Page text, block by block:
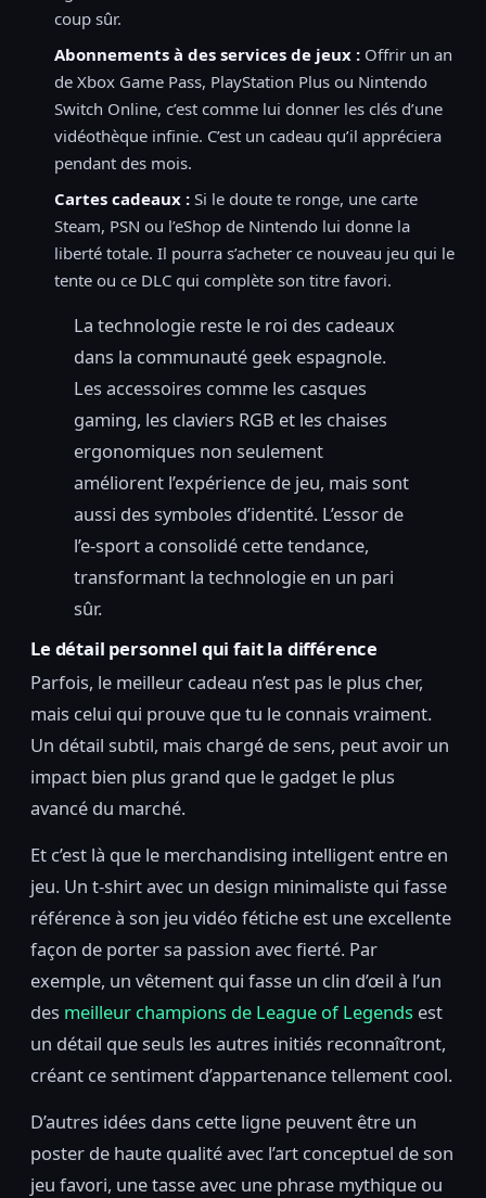
coup sûr.
Abonnements à des services de jeux : Offrir un an
de Xbox Game Pass, PlayStation Plus ou Nintendo
Switch Online, c’est comme lui donner les clés d’une
vidéothèque infinie. C’est un cadeau qu’il appréciera
pendant des mois.
Cartes cadeaux : Si le doute te ronge, une carte
Steam, PSN ou l’eShop de Nintendo lui donne la
liberté totale. Il pourra s’acheter ce nouveau jeu qui le
tente ou ce DLC qui complète son titre favori.
La technologie reste le roi des cadeaux
dans la communauté geek espagnole.
Les accessoires comme les casques
gaming, les claviers RGB et les chaises
ergonomiques non seulement
améliorent l’expérience de jeu, mais sont
aussi des symboles d’identité. L’essor de
l’e-sport a consolidé cette tendance,
transformant la technologie en un pari
sûr.
Le détail personnel qui fait la différence
Parfois, le meilleur cadeau n’est pas le plus cher,
mais celui qui prouve que tu le connais vraiment.
Un détail subtil, mais chargé de sens, peut avoir un
impact bien plus grand que le gadget le plus
avancé du marché.
Et c’est là que le merchandising intelligent entre en
jeu. Un t-shirt avec un design minimaliste qui fasse
référence à son jeu vidéo fétiche est une excellente
façon de porter sa passion avec fierté. Par
exemple, un vêtement qui fasse un clin d’œil à l’un
des meilleur champions de League of Legends est
un détail que seuls les autres initiés reconnaîtront,
créant ce sentiment d’appartenance tellement cool.
D’autres idées dans cette ligne peuvent être un
poster de haute qualité avec l’art conceptuel de son
jeu favori, une tasse avec une phrase mythique ou